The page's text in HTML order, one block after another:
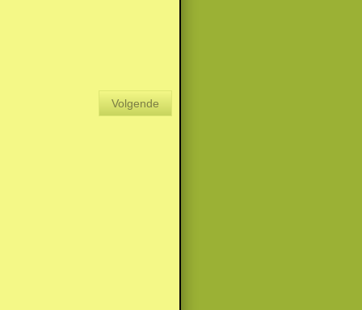
Volgende